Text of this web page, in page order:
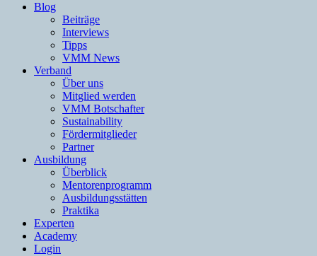
Blog
Beiträge
Interviews
Tipps
VMM News
Verband
Über uns
Mitglied werden
VMM Botschafter
Sustainability
Fördermitglieder
Partner
Ausbildung
Überblick
Mentorenprogramm
Ausbildungsstätten
Praktika
Experten
Academy
Login